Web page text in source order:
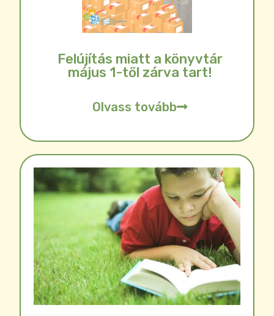
Felújítás miatt a könyvtár
május 1-től zárva tart!
Olvass tovább